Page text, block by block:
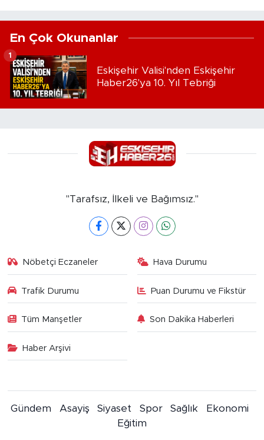
En Çok Okunanlar
Eskişehir Valisi'nden Eskişehir
Haber26'ya 10. Yıl Tebriği
1
"Tarafsız, İlkeli ve Bağımsız."
Nöbetçi Eczaneler Hava Durumu
Trafik Durumu Puan Durumu ve Fikstür
Tüm Manşetler Son Dakika Haberleri
Haber Arşivi
Gündem Asayiş Siyaset Spor Sağlık
Ekonomi
Eğitim